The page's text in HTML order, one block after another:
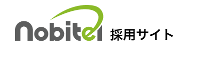
content